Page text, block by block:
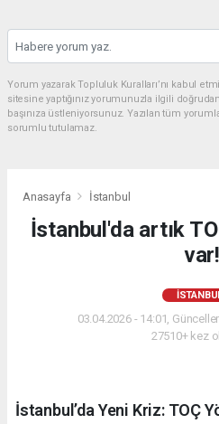
Yorum yazarak Topluluk Kuralları’nı kabul
sitesine yaptığınız yorumunuzla ilgili
başınıza üstleniyorsunuz. Yazılan tüm
sorumlu tutulamaz.
Anasayfa İstanbul
İstanbul'da artık
var!
03.04.2026 - 14:01,
27510+ kez
İstanbul’da Yeni Kriz: TOÇ